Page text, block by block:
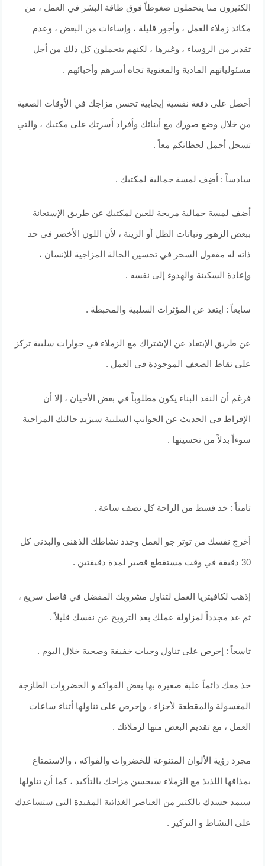
الكثيرون منا يتحملون ضغوطاً فوق طاقة البشر في العمل ، من
مكائد زملاء العمل ، وأجور قليلة ، وإساءات من البعض ، وعدم
تقدير من الرؤساء ، وغيرها ، لكنهم يتحملون كل ذلك من أجل
مسئولياتهم المادية والمعنوية تجاه أسرهم وأحبائهم .
أحصل على دفعة نفسية إيجابية تحسن مزاجك في الأوقات الصعبة
من خلال وضع صورك مع أبنائك وأفراد أسرتك على مكتبك ، والتي
تسجل أجمل لحظاتكم معاً .
سادساً : أضِف لمسة جمالية لمكتبك .
أضف لمسة جمالية مريحة للعين لمكتبك عن طريق الإستعانة
ببعض الزهور ونباتات الظل أو الزينة ، لأن اللون الأخضر في حد
ذاته له مفعول السحر في تحسين الحالة المزاجية للإنسان ،
وإعادة السكينة والهدوء إلى نفسه .
سابعاً : إبتعد عن المؤثرات السلبية والمحبطة .
عن طريق الإبتعاد عن الإشتراك مع الزملاء في حوارات سلبية تركز
على نقاط الضعف الموجودة في العمل .
فرغم أن النقد البناء يكون مطلوباً في بعض الأحيان ، إلا أن
الإفراط في الحديث عن الجوانب السلبية سيزيد حالتك المزاجية
سوءاً بدلاً من تحسينها .
ثامناً : خذ قسط من الراحة كل نصف ساعة .
أخرج نفسك من توتر جو العمل وجدد نشاطك الذهنى والبدنى كل
30 دقيقة في وقت مستقطع قصير لمدة دقيقتين .
إذهب لكافيتريا العمل لتناول مشروبك المفضل في فاصل سريع ،
ثم عد مجدداً لمزاولة عملك بعد الترويح عن نفسك قليلاً .
تاسعاً : إحرص على تناول وجبات خفيفة وصحية خلال اليوم .
خذ معك دائماً علبة صغيرة بها بعض الفواكه و الخضروات الطازجة
المغسولة والمقطعة لأجزاء ، وإحرص على تناولها أثناء ساعات
العمل ، مع تقديم البعض منها لزملائك .
مجرد رؤية الألوان المتنوعة للخضروات والفواكه ، والإستمتاع
بمذاقها اللذيذ مع الزملاء سيحسن مزاجك بالتأكيد ، كما أن تناولها
سيمد جسدك بالكثير من العناصر الغذائية المفيدة التى ستساعدك
على النشاط و التركيز .